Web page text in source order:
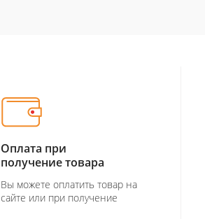
Оплата при
получение товара
Вы можете оплатить товар на
сайте или при получение